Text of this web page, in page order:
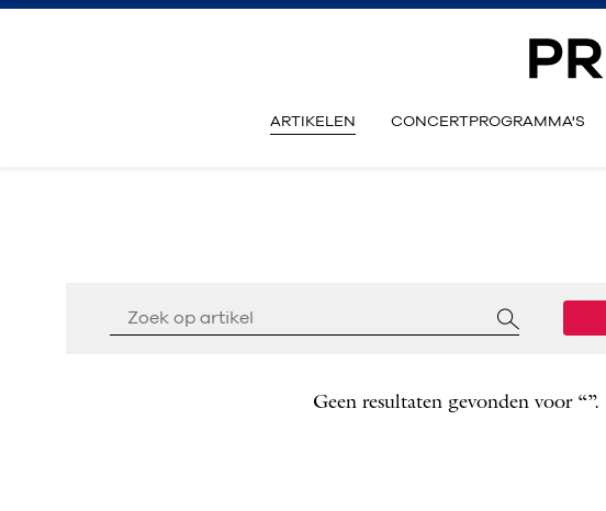
ARTIKELEN CONCERTPROGRAMMA'S
Geen resultaten gevonden voor “”.